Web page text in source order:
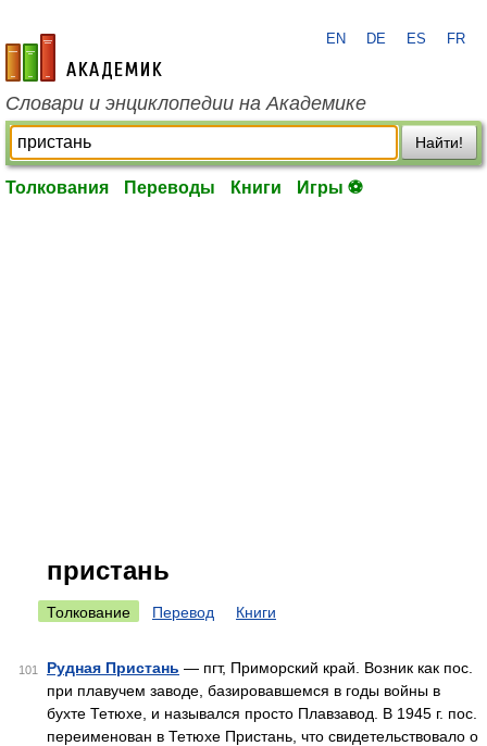
academic.ru
EN DE ES FR
Словари и энциклопедии на Академике
Найти!
Толкования Переводы Книги Игры ⚽
пристань
Толкование Перевод Книги
101 Рудная Пристань — пгт, Приморский край. Возник как пос.
при плавучем заводе, базировавшемся в годы войны в
бухте Тетюхе, и назывался просто Плавзавод. В 1945 г. пос.
переименован в Тетюхе Пристань, что свидетельствовало о